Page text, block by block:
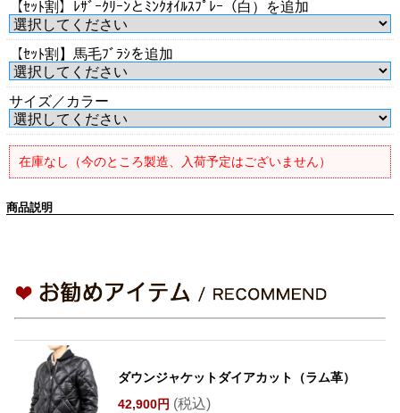
【ｾｯﾄ割】ﾚｻﾞｰｸﾘｰﾝとﾐﾝｸｵｲﾙｽﾌﾟﾚｰ（白）を追加
【ｾｯﾄ割】馬毛ﾌﾞﾗｼを追加
サイズ／カラー
在庫なし（今のところ製造、入荷予定はございません）
商品説明
ダウンジャケットダイアカット（ラム革）
42,900円 (税込)